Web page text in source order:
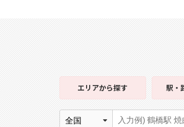
エリアから探す 駅・